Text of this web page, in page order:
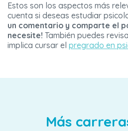
Estos son los aspectos más
cuenta si deseas estudiar
un comentario y comparte el
necesite! También puedes
implica cursar el pregrado en
Más